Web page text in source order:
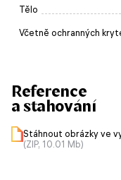
Tělo
Včetně ochranných
Reference
a stahování
Stáhnout obrázky ve
(ZIP, 10.01 Mb)